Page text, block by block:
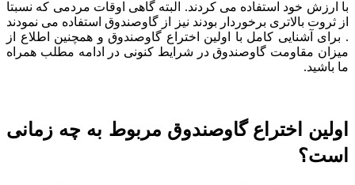
با ارزش خود استفاده می‌ کردند. البته گاهی اوقات مردمی که نسبتا
از ثروت بالاتری برخوردار بودند نیز از گاوصندوق استفاده می ‌نمودند
. برای آشنایی کامل با اولین اختراع گاوصندوق و همچنین اطلاع از
میزان مقاومت گاوصندوق در شرایط کنونی در ادامه مطلب همراه
ما باشید.
اولین اختراع گاوصندوق مربوط به چه زمانی
است؟